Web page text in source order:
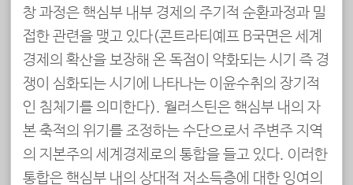
창 과정은 핵심부 내부 경제의 주기적 순환과정과 밀
접한 관련을 맺고 있다(콘트라티예프 B국면은 세계
경제의 확산을 보장해 온 독점이 약화되는 시기 즉 경
쟁이 심화되는 시기에 나타나는 이윤수취의 장기적
인 침체기를 의미한다). 월러스틴은 핵심부 내의 자
본 축적의 위기를 조정하는 수단으로서 주변주 지역
의 지본주의 세계경제로의 통합을 들고 있다. 이러한
통합은 핵심부 내의 상대적 저소득층에 대한 잉여의